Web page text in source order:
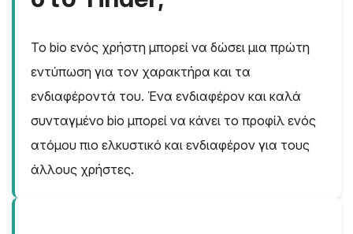
Το bio ενός χρήστη μπορεί να δώσει μια πρώτη
εντύπωση για τον χαρακτήρα και τα
ενδιαφέροντά του. Ένα ενδιαφέρον και καλά
συνταγμένο bio μπορεί να κάνει το προφίλ ενός
ατόμου πιο ελκυστικό και ενδιαφέρον για τους
άλλους χρήστες.